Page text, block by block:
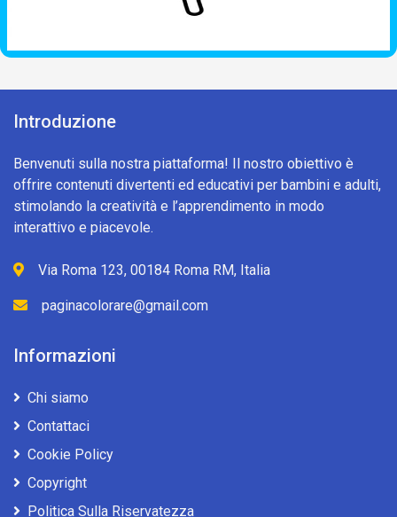
Introduzione
Benvenuti sulla nostra piattaforma! Il nostro obiettivo è
offrire contenuti divertenti ed educativi per bambini e adulti,
stimolando la creatività e l’apprendimento in modo
interattivo e piacevole.
Via Roma 123, 00184 Roma RM, Italia
paginacolorare@gmail.com
Informazioni
Chi siamo
Contattaci
Cookie Policy
Copyright
Politica Sulla Riservatezza